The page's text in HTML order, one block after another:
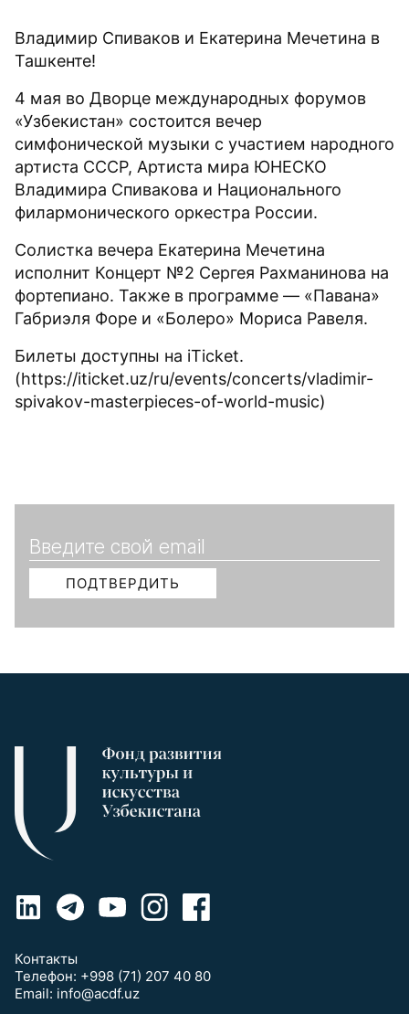
Владимир Спиваков и Екатерина Мечетина в
Ташкенте!
4 мая во Дворце международных форумов
«Узбекистан» состоится вечер
симфонической музыки с участием народного
артиста СССР, Артиста мира ЮНЕСКО
Владимира Спивакова и Национального
филармонического оркестра России.
Солистка вечера Екатерина Мечетина
исполнит Концерт №2 Сергея Рахманинова на
фортепиано. Также в программе — «Павана»
Габриэля Форе и «Болеро» Мориса Равеля.
Билеты доступны на iTicket.
(https://iticket.uz/ru/events/concerts/vladimir-
spivakov-masterpieces-of-world-music)
Контакты
Телефон: +998 (71) 207 40 80
Email: info@acdf.uz